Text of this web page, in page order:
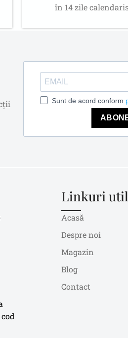
în 14 zile
Sunt de acord conform
Linkuri
Acasă
Despre noi
Magazin
Blog
Contact